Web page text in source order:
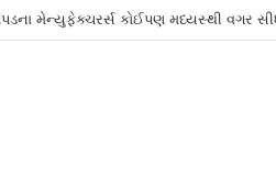
મેન્યુફેક્ચરર્સ કોઈપણ મધ્યસ્થી વગર